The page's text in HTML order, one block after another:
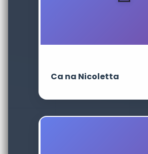
Ca na Nicoletta